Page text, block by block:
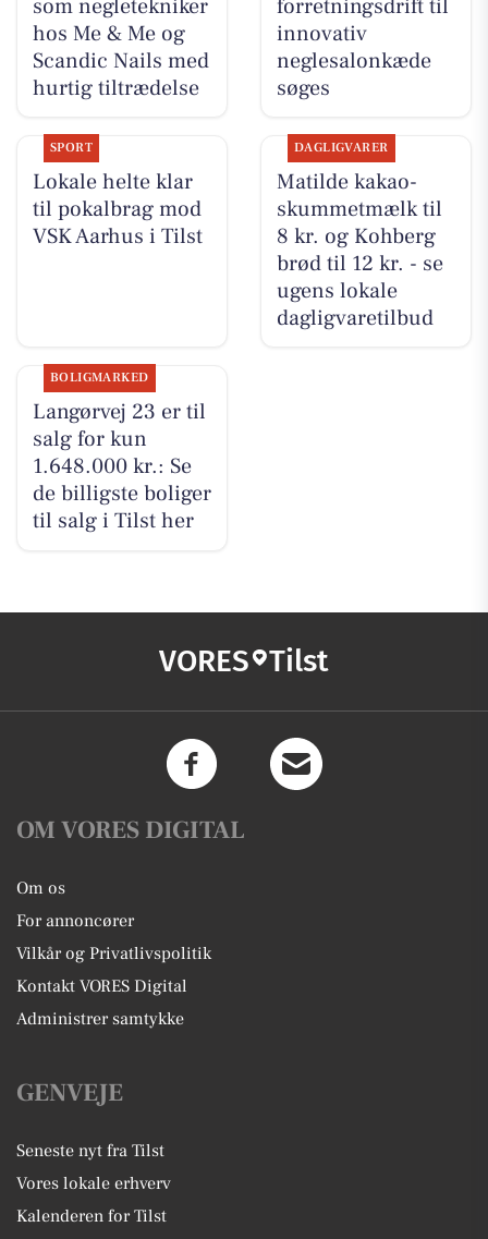
som negletekniker
hos Me & Me og
Scandic Nails med
hurtig tiltrædelse
forretningsdrift til
innovativ
neglesalonkæde
søges
SPORT
Lokale helte klar
til pokalbrag mod
VSK Aarhus i Tilst
DAGLIGVARER
Matilde kakao-
skummetmælk til
8 kr. og Kohberg
brød til 12 kr. - se
ugens lokale
dagligvaretilbud
BOLIGMARKED
Langørvej 23 er til
salg for kun
1.648.000 kr.: Se
de billigste boliger
til salg i Tilst her
VORES Tilst
OM VORES DIGITAL
Om os
For annoncører
Vilkår og Privatlivspolitik
Kontakt VORES Digital
Administrer samtykke
GENVEJE
Seneste nyt fra Tilst
Vores lokale erhverv
Kalenderen for Tilst